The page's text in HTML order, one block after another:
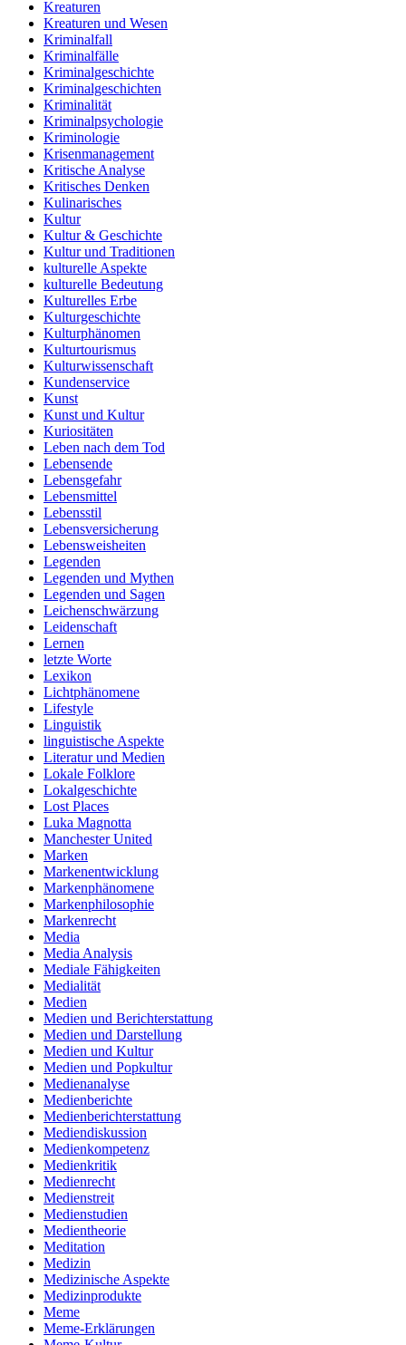
Kreaturen
Kreaturen und Wesen
Kriminalfall
Kriminalfälle
Kriminalgeschichte
Kriminalgeschichten
Kriminalität
Kriminalpsychologie
Kriminologie
Krisenmanagement
Kritische Analyse
Kritisches Denken
Kulinarisches
Kultur
Kultur & Geschichte
Kultur und Traditionen
kulturelle Aspekte
kulturelle Bedeutung
Kulturelles Erbe
Kulturgeschichte
Kulturphänomen
Kulturtourismus
Kulturwissenschaft
Kundenservice
Kunst
Kunst und Kultur
Kuriositäten
Leben nach dem Tod
Lebensende
Lebensgefahr
Lebensmittel
Lebensstil
Lebensversicherung
Lebensweisheiten
Legenden
Legenden und Mythen
Legenden und Sagen
Leichenschwärzung
Leidenschaft
Lernen
letzte Worte
Lexikon
Lichtphänomene
Lifestyle
Linguistik
linguistische Aspekte
Literatur und Medien
Lokale Folklore
Lokalgeschichte
Lost Places
Luka Magnotta
Manchester United
Marken
Markenentwicklung
Markenphänomene
Markenphilosophie
Markenrecht
Media
Media Analysis
Mediale Fähigkeiten
Medialität
Medien
Medien und Berichterstattung
Medien und Darstellung
Medien und Kultur
Medien und Popkultur
Medienanalyse
Medienberichte
Medienberichterstattung
Mediendiskussion
Medienkompetenz
Medienkritik
Medienrecht
Medienstreit
Medienstudien
Medientheorie
Meditation
Medizin
Medizinische Aspekte
Medizinprodukte
Meme
Meme-Erklärungen